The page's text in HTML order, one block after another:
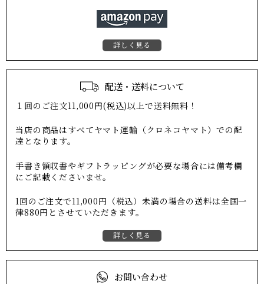
詳しく見る
配送・送料について
１回のご注文11,000円(税込)以上で送料無料！
当店の商品はすべてヤマト運輸（クロネコヤマト）での配
達となります。
手書き領収書やギフトラッピングが必要な場合には備考欄
にご記載くださいませ。
1回のご注文で11,000円（税込）未満の場合の送料は全国一
律880円とさせていただきます。
詳しく見る
お問い合わせ